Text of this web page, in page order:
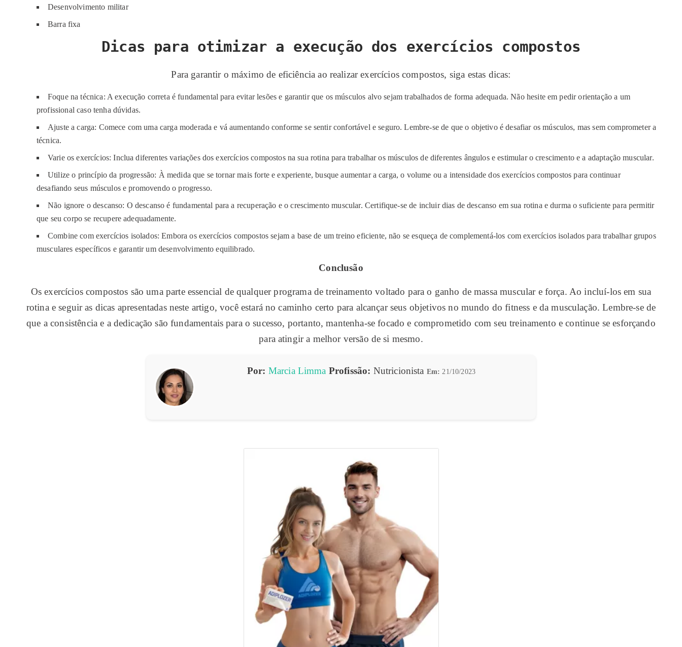
Desenvolvimento militar
Barra fixa
Dicas para otimizar a execução dos exercícios compostos
Para garantir o máximo de eficiência ao realizar exercícios compostos, siga estas dicas:
Foque na técnica: A execução correta é fundamental para evitar lesões e garantir que os músculos alvo sejam trabalhados de forma adequada. Não hesite em pedir orientação a um
profissional caso tenha dúvidas.
Ajuste a carga: Comece com uma carga moderada e vá aumentando conforme se sentir confortável e seguro. Lembre-se de que o objetivo é desafiar os músculos, mas sem comprometer a
técnica.
Varie os exercícios: Inclua diferentes variações dos exercícios compostos na sua rotina para trabalhar os músculos de diferentes ângulos e estimular o crescimento e a adaptação muscular.
Utilize o princípio da progressão: À medida que se tornar mais forte e experiente, busque aumentar a carga, o volume ou a intensidade dos exercícios compostos para continuar
desafiando seus músculos e promovendo o progresso.
Não ignore o descanso: O descanso é fundamental para a recuperação e o crescimento muscular. Certifique-se de incluir dias de descanso em sua rotina e durma o suficiente para permitir
que seu corpo se recupere adequadamente.
Combine com exercícios isolados: Embora os exercícios compostos sejam a base de um treino eficiente, não se esqueça de complementá-los com exercícios isolados para trabalhar grupos
musculares específicos e garantir um desenvolvimento equilibrado.
Conclusão
Os exercícios compostos são uma parte essencial de qualquer programa de treinamento voltado para o ganho de massa muscular e força. Ao incluí-los em sua
rotina e seguir as dicas apresentadas neste artigo, você estará no caminho certo para alcançar seus objetivos no mundo do fitness e da musculação. Lembre-se de
que a consistência e a dedicação são fundamentais para o sucesso, portanto, mantenha-se focado e comprometido com seu treinamento e continue se esforçando
para atingir a melhor versão de si mesmo.
Por: Marcia Limma Profissão: Nutricionista Em: 21/10/2023